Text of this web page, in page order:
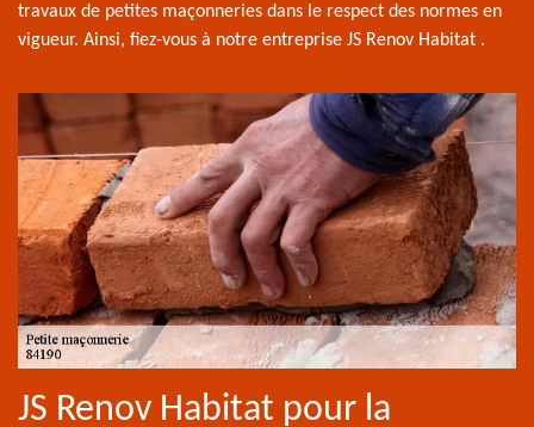
travaux de petites maçonneries dans le respect des normes en
vigueur. Ainsi, fiez-vous à notre entreprise JS Renov Habitat .
JS Renov Habitat pour la